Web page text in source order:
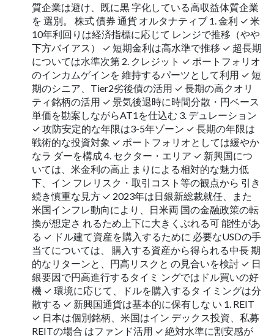
質企業は避け、既に黒 字化している高収益体質企業
を 選別。 株式 債券 通貨 オルタナティブ 1. 金利 ✓ 米
10年利回りは経済指標に応じて レンジで推移（やや
下方バイアス） ✓ 短期金利は高水準で推移 ✓ 超長期
については水準次第 2. クレジット ✓ ポートフォリオ
のインカムゲインを 維持するパーツとして利用 ✓ 短
期のシニア、Tier2劣後債の活用 ✓ 長期の高クオリ
ティ銘柄の活用 ✓ 景気後退時に時間分散・円ベース
単価を勘案しながらAT1を仕込む 3. デュレーション
✓ 攻防安定的な年限は3-5年ゾーン ✓ 長期の年限は
戦術的な投資対象 ✓ ポートフォリオとしては緩やか
なラ ダーを構成 4. セクター・エリア ✓ 新興国につ
いては、米金利の高止 まりによる相対的な魅力低
下、イン フレリスク・取引コスト等の観点から 引き
続き慎重な見方 ✓ 2023年は日銀新総裁就任、また
米国インフレ動向により、日米両 国の金融政策の転
換が想定さ れるため上下に大きくぶれる可 能性があ
る ✓ ドル建て資産を購入するために 必要なUSDの手
当てについては、 購入する資産から得られる中長 期
的なリターンと、円高リスクと の見合いを検討 ✓ 日
銀要因で円高進行するタイミ ングではドル買いの好
機 ✓ 環境に応じて、ドルを購入するタ イミングは分
散する ✓ 新興国通貨は基本的に保有しな い 1. REIT
✓ 日本は個別銘柄、米国はイン デックス投資、私募
REITの場合 はファンド活用 ✓ 絶対水準に割安感が